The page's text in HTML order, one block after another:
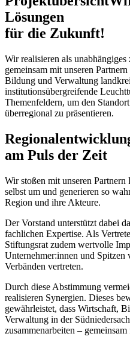
Lösungen
für die Zukunft!
Wir realisieren als
gemeinsam mit unseren
Bildung und Verwaltung
institutionsübergreifende
Themenfeldern, um den
überregional zu präsentieren.
am Puls der Zeit
Wir stoßen mit unseren Partnern
selbst um und generieren so
Region und ihre Akteure.
Der Vorstand unterstützt dabei
fachlichen Expertise. Als
Stiftungsrat zudem wertvolle
Unternehmer:innen und Spitzen
Verbänden vertreten.
Durch diese Abstimmung
realisieren Synergien. Dieses
gewährleistet, dass Wirtschaft,
Verwaltung in der
zusammenarbeiten –